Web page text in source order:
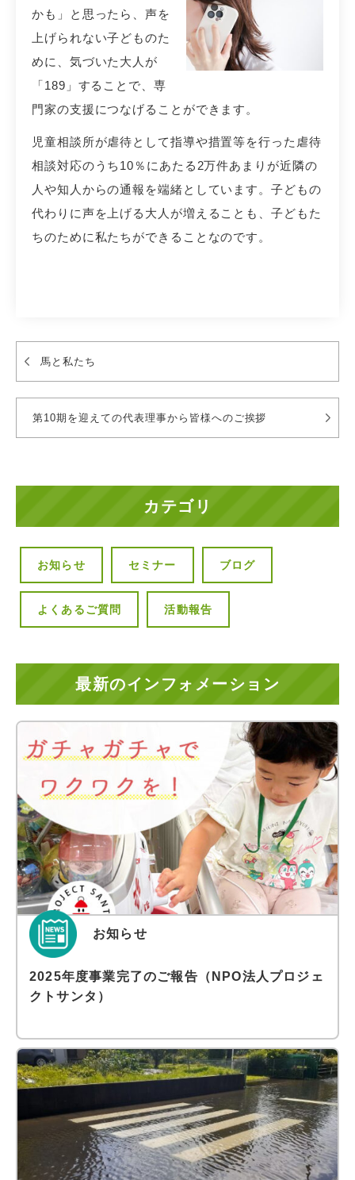
かも」と思ったら、声を
上げられない子どものた
めに、気づいた大人が
「189」することで、専
門家の支援につなげることができます。
児童相談所が虐待として指導や措置等を行った虐待
相談対応のうち10％にあたる2万件あまりが近隣の
人や知人からの通報を端緒としています。子どもの
代わりに声を上げる大人が増えることも、子どもた
ちのために私たちができることなのです。
馬と私たち
第10期を迎えての代表理事から皆様へのご挨拶
カテゴリ
お知らせ セミナー ブログ
よくあるご質問 活動報告
最新のインフォメーション
お知らせ
2025年度事業完了のご報告（NPO法人プロジェ
クトサンタ）